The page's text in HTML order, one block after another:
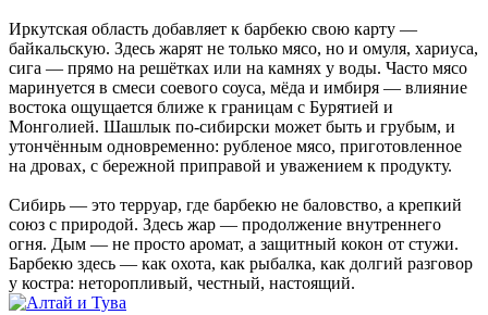
Иркутская область добавляет к барбекю свою карту —
байкальскую. Здесь жарят не только мясо, но и омуля, хариуса,
сига — прямо на решётках или на камнях у воды. Часто мясо
маринуется в смеси соевого соуса, мёда и имбиря — влияние
востока ощущается ближе к границам с Бурятией и
Монголией. Шашлык по-сибирски может быть и грубым, и
утончённым одновременно: рубленое мясо, приготовленное
на дровах, с бережной приправой и уважением к продукту.
Сибирь — это терруар, где барбекю не баловство, а крепкий
союз с природой. Здесь жар — продолжение внутреннего
огня. Дым — не просто аромат, а защитный кокон от стужи.
Барбекю здесь — как охота, как рыбалка, как долгий разговор
у костра: неторопливый, честный, настоящий.